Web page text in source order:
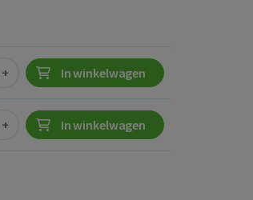
+ In winkelwagen
+ In winkelwagen